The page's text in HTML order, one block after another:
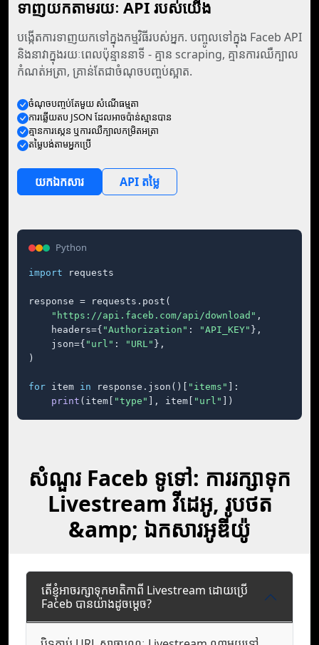
ទាញយកតាមរយៈ API របស់យើង
បង្កើតការទាញយកទៅក្នុងកម្មវិធីរបស់អ្នក. បញ្ចូលទៅក្នុង Faceb API
និងនាវាក្នុងរយៈពេលប៉ុន្មាននាទី - គ្មាន scraping, គ្មានការឈឺក្បាល
កំណត់អត្រា, គ្រាន់តែជាចំណុចបញ្ចប់ស្អាត.
ចំណុច​បញ្ចប់​តែ​មួយ សំណើ​ធម្មតា
ការ​ឆ្លើយតប JSON ដែល​អាច​ប៉ាន់ស្មាន​បាន
គ្មាន​ការ​ស្កេន ឬ​ការ​ឈឺក្បាល​កម្រិត​អត្រា
តម្លៃ​បង់​តាម​អ្នក​ប្រើ
យក​ឯកសារ API តម្លៃ
Python
import requests
response = requests.post(
"https://api.faceb.com/api/download" ,
    headers={
"Authorization" : "API_KEY" },
    json={
"url" : "URL" },
)
for item in response.json()[ "items"
]:
print (item[ "type" ], item[ "url" ])
សំណួរ Faceb ទូទៅ: ការរក្សាទុក
Livestream វីដេអូ, រូបថត
&amp; ឯកសារអូឌីយ៉ូ
តើខ្ញុំអាចរក្សាទុកមាតិកាពី Livestream ដោយប្រើ
Faceb បានយ៉ាងដូចម្តេច?